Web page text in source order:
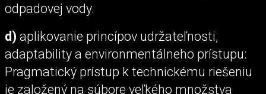
odpadovej vody.
d) aplikovanie princípov udržateľnosti,
adaptability a environmentálneho prístupu:
Pragmatický prístup k technickému riešeniu
je založený na súbore veľkého množstva